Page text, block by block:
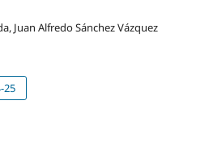
Juan Alfredo Sánchez Vázquez
25